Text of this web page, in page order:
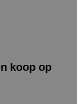
koop op